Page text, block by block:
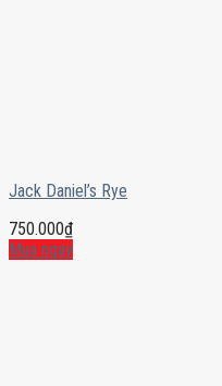
Jack Daniel’s Rye
750.000₫
Mua ngay